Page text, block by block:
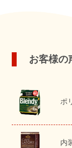
お客様の
ポ
内